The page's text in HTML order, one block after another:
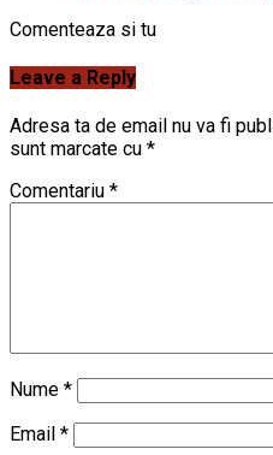
Comenteaza si tu
Leave a Reply
Adresa ta de email nu va fi
sunt marcate cu *
Comentariu *
Nume *
Email *